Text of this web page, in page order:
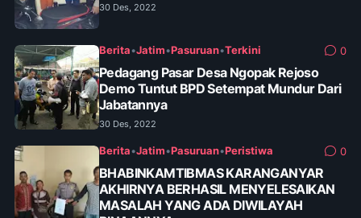
30 Des, 2022
Berita•Jatim•Pasuruan•Terkini 0
Pedagang Pasar Desa Ngopak Rejoso
Demo Tuntut BPD Setempat Mundur Dari
Jabatannya
30 Des, 2022
Berita•Jatim•Pasuruan•Peristiwa 0
BHABINKAMTIBMAS KARANGANYAR
AKHIRNYA BERHASIL MENYELESAIKAN
MASALAH YANG ADA DIWILAYAH